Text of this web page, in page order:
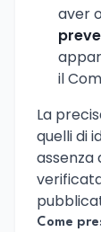
aver
il
La
quelli di
assenza
Come